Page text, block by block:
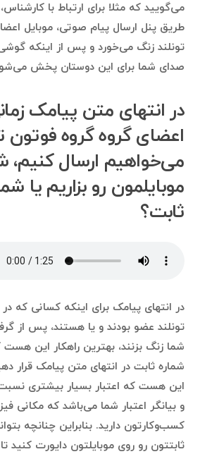
طریق پنل ارسال پیام صوتی، موبایل
تونلند زنگ می‌خورد و پس از اینکه گوشی
صدای شما برای این دوستان پخش
در انتهای متن پیامک
اعضای گروه گروه فوتون
می‌خواهیم ارسال کنیم،
موبایلمون رو بزاریم یا
ثابت؟
در انتهای پیامک برای اینکه کسانی که
تونلند عضو بودند و یا هستند، پس از
شما زنگ بزنند، بهترین راهکار این هست
شماره ثابت در انتهای متن پیامک قرار
این هست که اعتبار بسیار بیشتری نسبت
و بیانگر اعتبار شما می‌باشد که مکانی
کسب‌وکارتون دارید. بنابراین چنانچه
ثابتتون رو روی موبایلتون دایورت کنید